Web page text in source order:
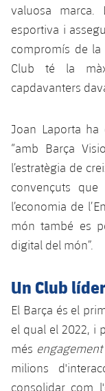
valuosa marca.
esportiva i
compromís de
Club té la
capdavanters
Joan Laporta
“amb Barça
l’estratègia de
convençuts
l’economia de
món també es
digital del món”.
Un Club
El Barça és el
el qual el 2022, i
més engagement
milions
consolidar com